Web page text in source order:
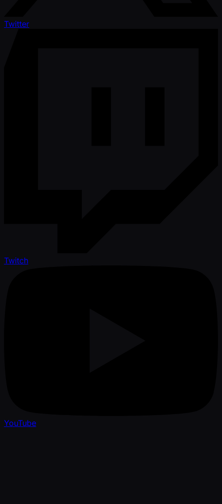
Twitter
Twitch
YouTube